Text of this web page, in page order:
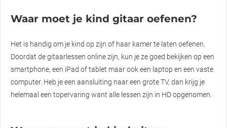
Waar moet je kind gitaar oefenen?
Het is handig om je kind op zijn of haar kamer te laten oefenen.
Doordat de gitaarlessen online zijn, kun je ze goed bekijken op een
smartphone, een iPad of tablet maar ook een laptop en een vaste
computer. Heb je een aansluiting naar een grote TV, dan krijg je
helemaal een topervaring want alle lessen zijn in HD opgenomen.